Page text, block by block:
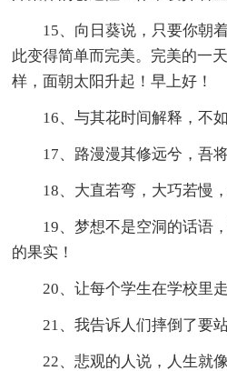
15、向日葵说，只要你朝着
此变得简单而完美。完美的一
样，面朝太阳升起！早上好！
16、与其花时间解释，不如
17、路漫漫其修远兮，吾将
18、大直若弯，大巧若慢，
19、梦想不是空洞的话语，
的果实！
20、让每个学生在学校里走
21、我告诉人们摔倒了要站
22、悲观的人说，人生就像